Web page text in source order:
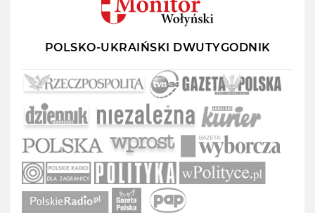
POLSKO-UKRAIŃSKI DWUTYGODNIK